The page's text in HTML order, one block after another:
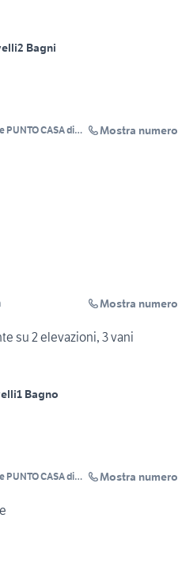
2 Bagni
CASA di
Mostra numero
Mostra numero
su 2 elevazioni, 3 vani
1 Bagno
CASA di
Mostra numero